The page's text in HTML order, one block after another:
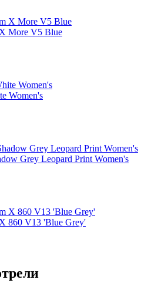
More V5 Blue
Women's
Grey Leopard Print Women's
860 V13 'Blue Grey'